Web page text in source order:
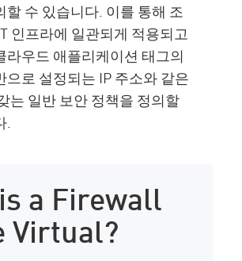
할 수 있습니다. 이를 통해 조
인프라에 일관되게 적용되고
라우드 애플리케이션 태그의
으로 설정되는 IP 주소와 같은
는 일반 보안 정책을 정의할
.
a Firewall
Virtual?